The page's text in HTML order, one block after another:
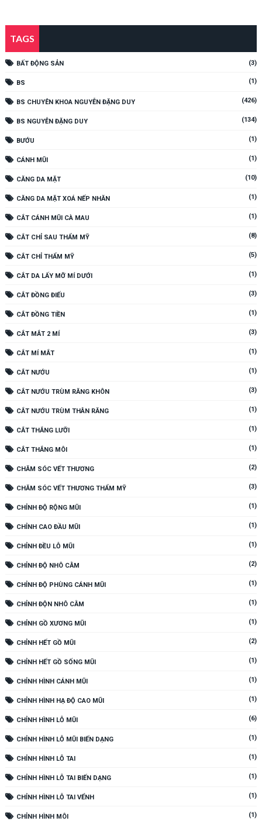
TAGS
BẤT ĐỘNG SẢN (3)
BS (1)
BS CHUYÊN KHOA NGUYỄN ĐẶNG DUY (426)
BS NGUYỄN ĐẶNG DUY (134)
BƯỚU (1)
CÁNH MŨI (1)
CĂNG DA MẶT (10)
CĂNG DA MẶT XOÁ NẾP NHĂN (1)
CẮT CÁNH MŨI CÀ MAU (1)
CẮT CHỈ SAU THẨM MỸ (8)
CẮT CHỈ THẨM MỸ (5)
CẮT DA LẤY MỠ MÍ DƯỚI (1)
CẮT ĐỒNG ĐIẾU (3)
CẮT ĐỒNG TIỀN (1)
CẮT MẮT 2 MÍ (3)
CẮT MÍ MẮT (1)
CẮT NƯỚU (1)
CẮT NƯỚU TRÙM RĂNG KHÔN (3)
CẮT NƯỚU TRÙM THÂN RĂNG (1)
CẮT THẮNG LƯỠI (1)
CẮT THẮNG MÔI (1)
CHĂM SÓC VẾT THƯƠNG (2)
CHĂM SÓC VẾT THƯƠNG THẨM MỸ (3)
CHỈNH ĐỘ RỘNG MŨI (1)
CHỈNH CAO ĐẦU MŨI (1)
CHỈNH ĐỀU LỖ MŨI (1)
CHỈNH ĐỘ NHÔ CẰM (2)
CHỈNH ĐỘ PHÙNG CÁNH MŨI (1)
CHỈNH ĐỘN NHÔ CẰM (1)
CHỈNH GỒ XƯƠNG MŨI (1)
CHỈNH HẾT GỒ MŨI (2)
CHỈNH HẾT GỒ SỐNG MŨI (1)
CHỈNH HÌNH CÁNH MŨI (1)
CHỈNH HÌNH HẠ ĐỘ CAO MŨI (1)
CHỈNH HÌNH LỖ MŨI (6)
CHỈNH HÌNH LỖ MŨI BIẾN DẠNG (1)
CHỈNH HÌNH LỖ TAI (1)
CHỈNH HÌNH LỖ TAI BIẾN DẠNG (1)
CHỈNH HÌNH LỖ TAI VỂNH (1)
CHỈNH HÌNH MÔI (1)